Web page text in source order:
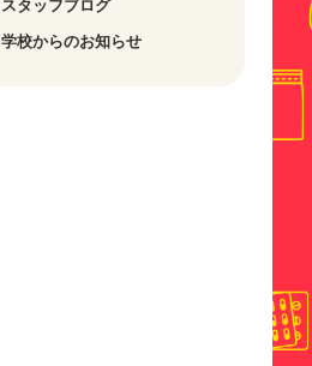
スタッフブログ
学校からのお知らせ